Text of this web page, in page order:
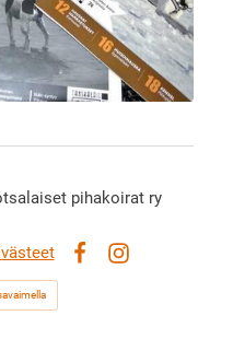
pihakoirat ry